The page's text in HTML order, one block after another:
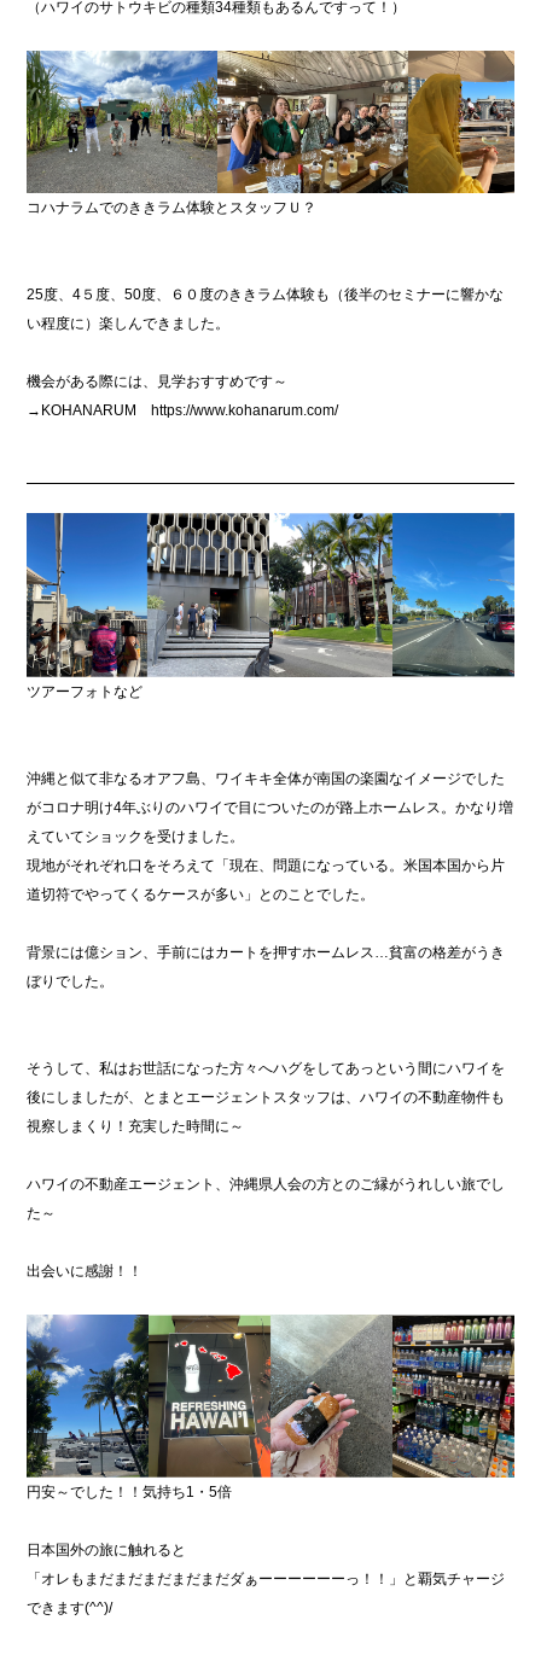
（ハワイのサトウキビの種類34種類もあるんですって！）
コハナラムでのききラム体験とスタッフＵ？
25度、4５度、50度、６０度のききラム体験も（後半のセミナーに響かな
い程度に）楽しんできました。
機会がある際には、見学おすすめです～
→KOHANARUM https://www.kohanarum.com/
ツアーフォトなど
沖縄と似て非なるオアフ島、ワイキキ全体が南国の楽園なイメージでした
がコロナ明け4年ぶりのハワイで目についたのが路上ホームレス。かなり増
えていてショックを受けました。
現地がそれぞれ口をそろえて「現在、問題になっている。米国本国から片
道切符でやってくるケースが多い」とのことでした。
背景には億ション、手前にはカートを押すホームレス…貧富の格差がうき
ぼりでした。
そうして、私はお世話になった方々へハグをしてあっという間にハワイを
後にしましたが、とまとエージェントスタッフは、ハワイの不動産物件も
視察しまくり！充実した時間に～
ハワイの不動産エージェント、沖縄県人会の方とのご縁がうれしい旅でし
た～
出会いに感謝！！
円安～でした！！気持ち1・5倍
日本国外の旅に触れると
「オレもまだまだまだまだまだダぁーーーーーーっ！！」と覇気チャージ
できます(^^)/